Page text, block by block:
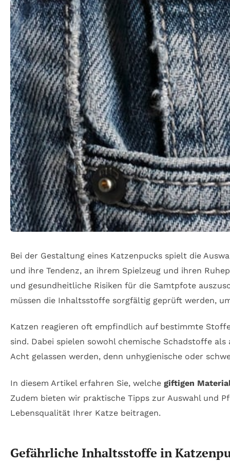
Bei der Gestaltung eines Katzenpucks spielt die
und ihre Tendenz, an ihrem Spielzeug und ihren
und gesundheitliche Risiken für die Samtpfote
müssen die Inhaltsstoffe sorgfältig geprüft werden,
Katzen reagieren oft empfindlich auf bestimmte
sind. Dabei spielen sowohl chemische Schadstoffe
Acht gelassen werden, denn unhygienische oder
In diesem Artikel erfahren Sie, welche giftigen
Zudem bieten wir praktische Tipps zur Auswahl und
Lebensqualität Ihrer Katze beitragen.
Gefährliche Inhaltsstoffe in